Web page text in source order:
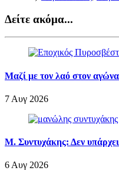
Δείτε ακόμα...
Μαζί με τον λαό στον
7 Αυγ 2026
Μ. Συντυχάκης: Δεν
6 Αυγ 2026